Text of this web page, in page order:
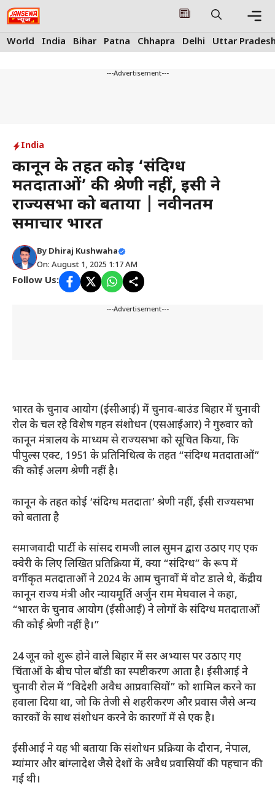
Skip
to
content
World India Bihar Patna Chhapra Delhi Uttar
---Advertisement---
India
कानून के तहत कोई ‘संदिग्ध
मतदाताओं’ की श्रेणी नहीं, ईसी ने
राज्यसभा को बताया | नवीनतम
समाचार भारत
By Dhiraj Kushwaha
On: August 1, 2025 1:17 AM
Follow Us:
---Advertisement---
भारत के चुनाव आयोग (ईसीआई) में चुनाव-बाउंड बिहार में चुनावी
रोल के चल रहे विशेष गहन संशोधन (एसआईआर) ने गुरुवार को
कानून मंत्रालय के माध्यम से राज्यसभा को सूचित किया, कि
पीपुल्स एक्ट, 1951 के प्रतिनिधित्व के तहत “संदिग्ध मतदाताओं”
की कोई अलग श्रेणी नहीं है।
कानून के तहत कोई ‘संदिग्ध मतदाता’ श्रेणी नहीं, ईसी राज्यसभा
को बताता है
समाजवादी पार्टी के सांसद रामजी लाल सुमन द्वारा उठाए गए एक
क्वेरी के लिए लिखित प्रतिक्रिया में, क्या “संदिग्ध” के रूप में
वर्गीकृत मतदाताओं ने 2024 के आम चुनावों में वोट डाले थे, केंद्रीय
कानून राज्य मंत्री और न्यायमूर्ति अर्जुन राम मेघवाल ने कहा,
“भारत के चुनाव आयोग (ईसीआई) ने लोगों के संदिग्ध मतदाताओं
की कोई श्रेणी नहीं है।”
24 जून को शुरू होने वाले बिहार में सर अभ्यास पर उठाए गए
चिंताओं के बीच पोल बॉडी का स्पष्टीकरण आता है। ईसीआई ने
चुनावी रोल में “विदेशी अवैध आप्रवासियों” को शामिल करने का
हवाला दिया था, जो कि तेजी से शहरीकरण और प्रवास जैसे अन्य
कारकों के साथ संशोधन करने के कारणों में से एक है।
ईसीआई ने यह भी बताया कि संशोधन प्रक्रिया के दौरान, नेपाल,
म्यांमार और बांग्लादेश जैसे देशों के अवैध प्रवासियों की पहचान की
गई थी।